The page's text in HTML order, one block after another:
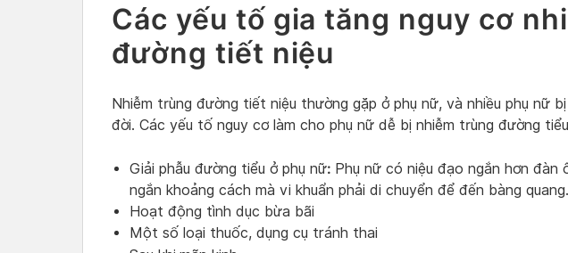
Các yếu tố gia tăng nguy cơ
đường tiết niệu
Nhiễm trùng đường tiết niệu thường gặp ở phụ nữ, và nhiều phụ nữ
đời. Các yếu tố nguy cơ làm cho phụ nữ dễ bị nhiễm trùng đường
Giải phẫu đường tiểu ở phụ nữ: Phụ nữ có niệu đạo ngắn hơn đàn
ngắn khoảng cách mà vi khuẩn phải di chuyển để đến bàng quang.
Hoạt động tình dục bừa bãi
Một số loại thuốc, dụng cụ tránh thai